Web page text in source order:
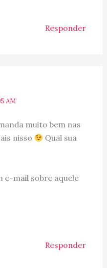
Responder
AM
muito bem nas
nisso
Qual sua
e-mail sobre aquele
Responder